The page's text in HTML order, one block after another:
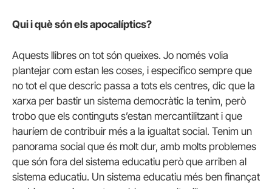
Qui i què són els apocalíptics?
Aquests llibres on tot són queixes. Jo només volia
plantejar com estan les coses, i especifico sempre que
no tot el que descric passa a tots els centres, dic que la
xarxa per bastir un sistema democràtic la tenim, però
trobo que els continguts s’estan mercantilitzant i que
hauríem de contribuir més a la igualtat social. Tenim un
panorama social que és molt dur, amb molts problemes
que són fora del sistema educatiu però que arriben al
sistema educatiu. Un sistema educatiu més ben finançat